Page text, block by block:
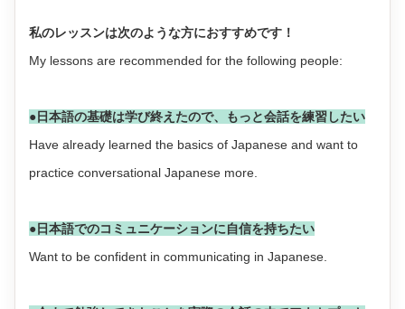
私のレッスンは次のような方におすすめです！
My lessons are recommended for the following people:
●日本語の基礎は学び終えたので、もっと会話を練習したい
Have already learned the basics of Japanese and want to
practice conversational Japanese more.
●日本語でのコミュニケーションに自信を持ちたい
Want to be confident in communicating in Japanese.